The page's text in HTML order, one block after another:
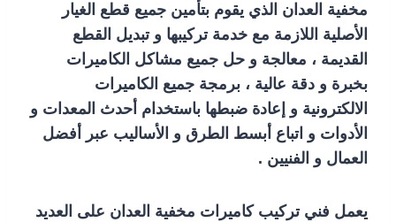
مخفية العدان الذي يقوم بتأمين جميع قطع الغيار
الأصلية اللازمة مع خدمة تركيبها و تبديل القطع
القديمة ، معالجة و حل جميع مشاكل الكاميرات
بخبرة و دقة عالية ، برمجة جميع الكاميرات
الالكترونية و إعادة ضبطها باستخدام أحدث المعدات و
الأدوات و اتباع أبسط الطرق و الأساليب عبر أفضل
العمال و الفنيين .
يعمل فني تركيب كاميرات مخفية العدان على العديد